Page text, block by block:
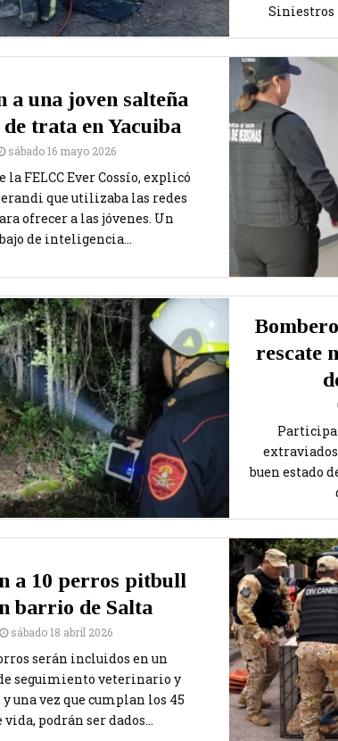
Siniestros
a una joven salteña
trata en Yacuiba
sábado 16 mayo 2026
FELCC Ever Cossío, explicó
que utilizaba las redes
ofrecer a las jóvenes. Un
de inteligencia...
rescate
buen estado
a 10 perros pitbull
barrio de Salta
sábado 18 abril 2026
serán incluidos en un
seguimiento veterinario y
una vez que cumplan los 45
vida, podrán ser dados...